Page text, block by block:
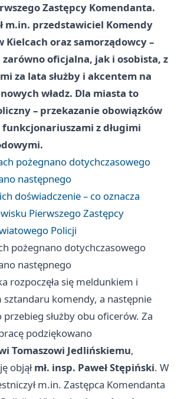
Zastępcy Komendanta.
m.in. przedstawiciel Komendy
Kielcach oraz samorządowcy –
zarówno oficjalna, jak i osobista, z
za lata służby i akcentem na
władz. Dla miasta to
– przekazanie obowiązków
z długimi
pożegnano dotychczasowego
następnego
doświadczenie – co oznacza
Pierwszego Zastępcy
Policji
pożegnano dotychczasowego
następnego
rozpoczęła się meldunkiem i
komendy, a następnie
służby obu oficerów. Za
podziękowano
Tomaszowi Jedlińskiemu,
objąłmł. insp. Paweł Stępiński. W
m.in. Zastępca Komendanta